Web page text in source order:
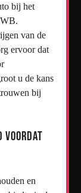
bij het
van de
ervoor dat
u de kans
bij
voordat
en